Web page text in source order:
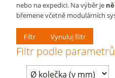
nebo na expedici. Na výběr je
břemene včetně modulárních
Filtr Vynuluj filtr
Filtr podle parametrů